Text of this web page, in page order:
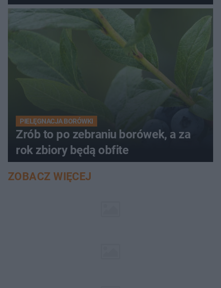
PIELĘGNACJA BORÓWKI
Zrób to po zebraniu borówek, a za
rok zbiory będą obfite
ZOBACZ WIĘCEJ